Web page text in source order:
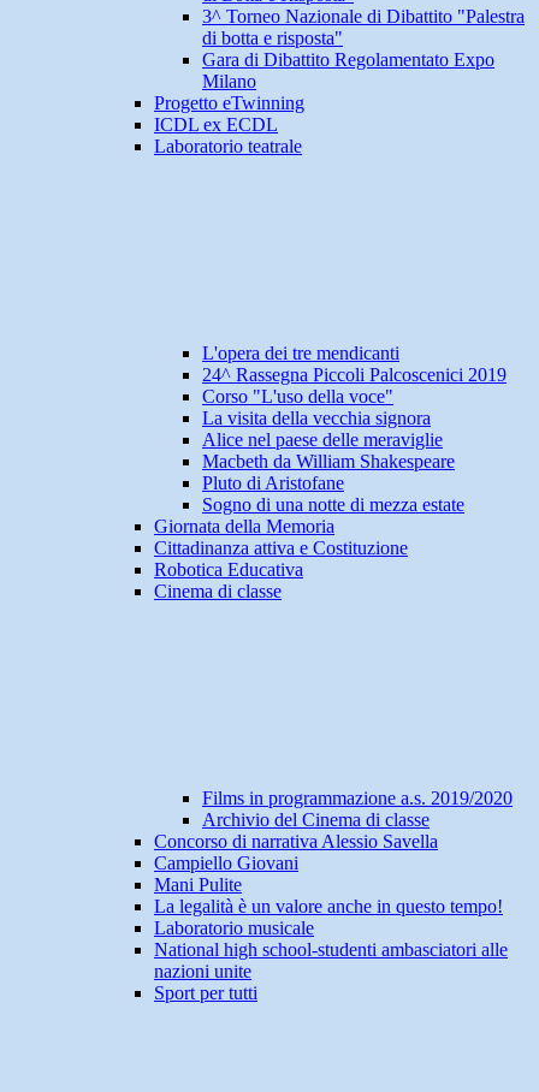
3^ Torneo Nazionale di Dibattito "Palestra
di botta e risposta"
Gara di Dibattito Regolamentato Expo
Milano
Progetto eTwinning
ICDL ex ECDL
Laboratorio teatrale
L'opera dei tre mendicanti
24^ Rassegna Piccoli Palcoscenici 2019
Corso "L'uso della voce"
La visita della vecchia signora
Alice nel paese delle meraviglie
Macbeth da William Shakespeare
Pluto di Aristofane
Sogno di una notte di mezza estate
Giornata della Memoria
Cittadinanza attiva e Costituzione
Robotica Educativa
Cinema di classe
Films in programmazione a.s. 2019/2020
Archivio del Cinema di classe
Concorso di narrativa Alessio Savella
Campiello Giovani
Mani Pulite
La legalità è un valore anche in questo tempo!
Laboratorio musicale
National high school-studenti ambasciatori alle
nazioni unite
Sport per tutti